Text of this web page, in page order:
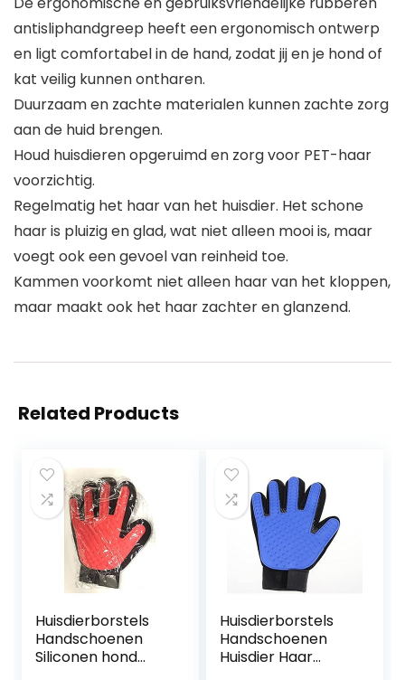
antisliphandgreep heeft een ergonomisch ontwerp
en ligt comfortabel in de hand, zodat jij en je hond of
kat veilig kunnen ontharen.
Duurzaam en zachte materialen kunnen zachte zorg
aan de huid brengen.
Houd huisdieren opgeruimd en zorg voor PET-haar
voorzichtig.
Regelmatig het haar van het huisdier. Het schone
haar is pluizig en glad, wat niet alleen mooi is, maar
voegt ook een gevoel van reinheid toe.
Kammen voorkomt niet alleen haar van het kloppen,
maar maakt ook het haar zachter en glanzend.
Related Products
Huisdierborstels
Handschoenen
Siliconen hond
Huisdierborstels
Handschoenen
Huisdier Haar